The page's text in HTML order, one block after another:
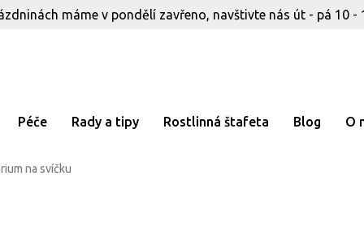
máme v pondělí zavřeno, navštivte nás út - pá 10 -
Péče Rady a tipy Rostlinná štafeta Blog O
na svíčku